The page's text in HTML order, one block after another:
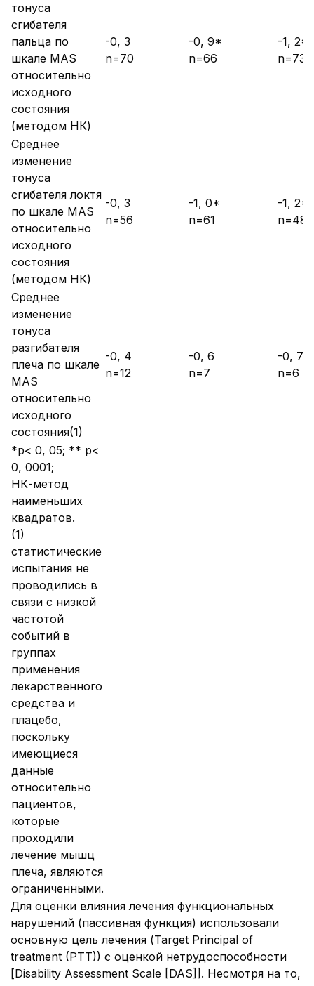
тонуса
сгибателя
пальца по
шкале MAS
относительно
исходного
состояния
(методом НК)
-0, 3
n=70
-0, 9*
n=66
-1,
n=73
Среднее
изменение
тонуса
сгибателя локтя
по шкале MAS
относительно
исходного
состояния
(методом НК)
-0, 3
n=56
-1, 0*
n=61
-1,
n=48
Среднее
изменение
тонуса
разгибателя
плеча по шкале
MAS
относительно
исходного
состояния(1)
-0, 4
n=12
-0, 6
n=7
-0, 7
n=6
*p< 0, 05; ** p<
0, 0001;
НК-метод
наименьших
квадратов.
(1)
статистические
испытания не
проводились в
связи с низкой
частотой
событий в
группах
применения
лекарственного
средства и
плацебо,
поскольку
имеющиеся
данные
относительно
пациентов,
которые
проходили
лечение мышц
плеча, являются
ограниченными.
Для оценки влияния лечения функциональных
нарушений (пассивная функция) использовали
основную цель лечения (Target Principal of
treatment (PTT)) с оценкой нетрудоспособности
[Disability Assessment Scale [DAS]]. Несмотря на то,